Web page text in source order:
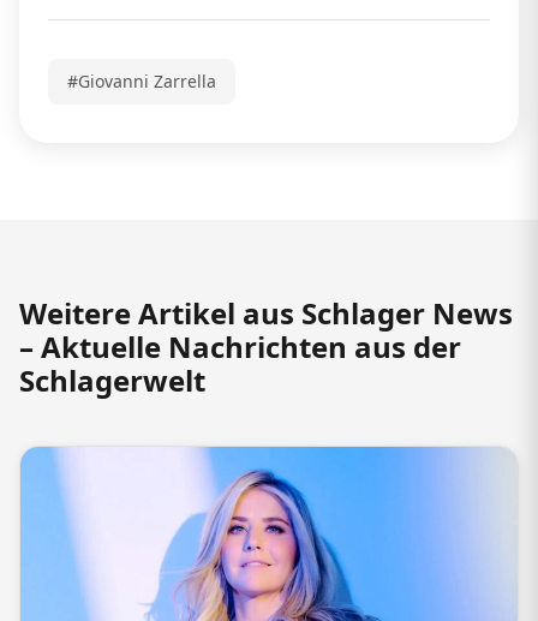
#Giovanni Zarrella
Weitere Artikel aus Schlager News
– Aktuelle Nachrichten aus der
Schlagerwelt